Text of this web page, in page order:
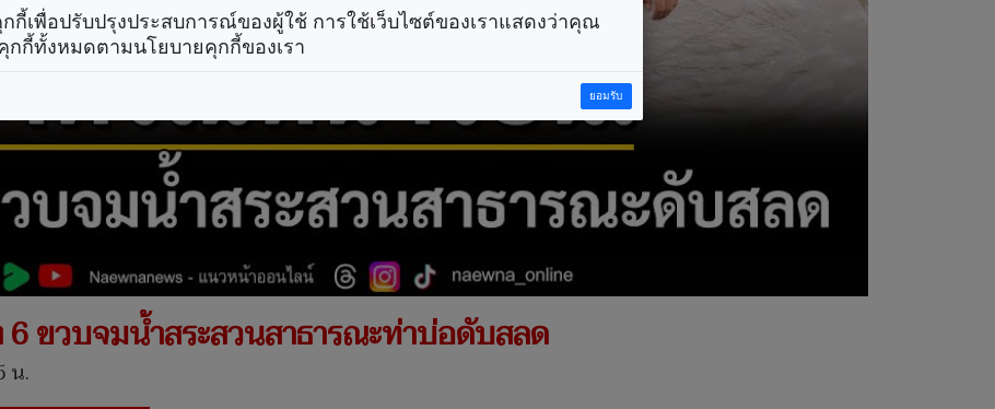
ขวบจมน้ำสระสวนสาธารณะท่าบ่อดับสลด
น.
กี้เพื่อปรับปรุงประสบการณ์ของผู้ใช้ การใช้เว็บไซต์ของเราแสดงว่าคุณ
กกี้ทั้งหมดตามนโยบายคุกกี้ของเรา
ยอมรับ